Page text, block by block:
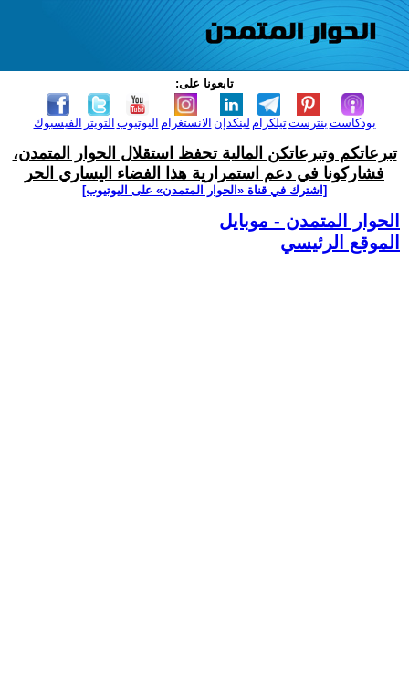
تابعونا على:
الفيسبوك التويتر اليوتيوب الانستغرام لينكدإن تيلكرامبنترست بودكاست
تبرعاتكم وتبرعاتكن المالية تحفظ استقلال الحوار المتمدن،
فشاركونا في دعم استمرارية هذا الفضاء اليساري الحر
[اشترك في قناة ‫«الحوار المتمدن» على اليوتيوب]
الحوار المتمدن - موبايل
الموقع الرئيسي